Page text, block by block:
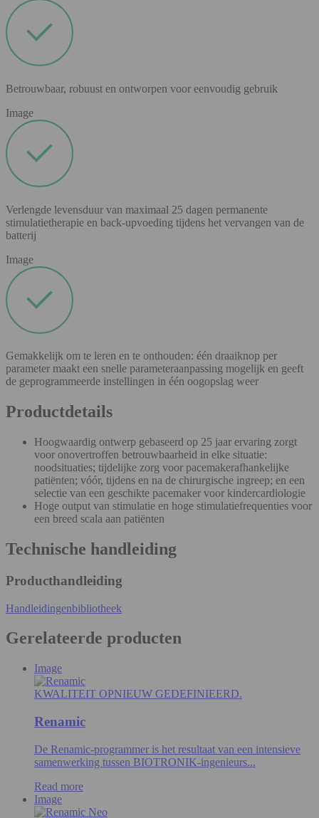
Betrouwbaar, robuust en ontworpen voor eenvoudig gebruik
Image
Verlengde levensduur van maximaal 25 dagen permanente
stimulatietherapie en back-upvoeding tijdens het vervangen van de
batterij
Image
Gemakkelijk om te leren en te onthouden: één draaiknop per
parameter maakt een snelle parameteraanpassing mogelijk en geeft
de geprogrammeerde instellingen in één oogopslag weer
Productdetails
Hoogwaardig ontwerp gebaseerd op 25 jaar ervaring zorgt
voor onovertroffen betrouwbaarheid in elke situatie:
noodsituaties; tijdelijke zorg voor pacemakerafhankelijke
patiënten; vóór, tijdens en na de chirurgische ingreep; en een
selectie van een geschikte pacemaker voor kindercardiologie
Hoge output van stimulatie en hoge stimulatiefrequenties voor
een breed scala aan patiënten
Technische handleiding
Producthandleiding
Handleidingenbibliotheek
Gerelateerde producten
Image
KWALITEIT OPNIEUW GEDEFINIEERD.
Renamic
De Renamic-programmer is het resultaat van een intensieve
samenwerking tussen BIOTRONIK-ingenieurs...
Read more
Image